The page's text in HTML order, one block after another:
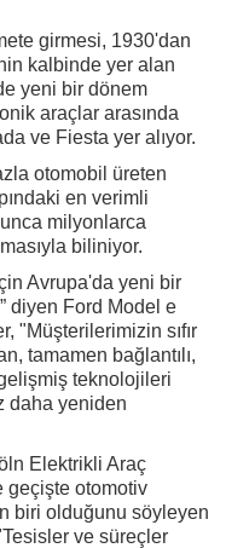
girmesi, 1930'dan
kalbinde yer alan
yeni bir dönem
araçlar arasında
ve Fiesta yer alıyor.
otomobil üreten
en verimli
milyonlarca
biliniyor.
Avrupa'da yeni bir
diyen Ford Model e
"Müşterilerimizin sıfır
tamamen bağlantılı,
teknolojileri
daha yeniden
Elektrikli Araç
geçişte otomotiv
biri olduğunu söyleyen
ve süreçler